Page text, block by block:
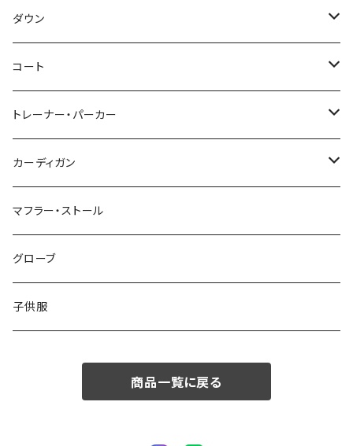
～44/S
46/M
48/L
50/XL～
ダウン
～44/S
46/M
48/L
50/XL～
コート
～44/S
46/M
48/L
50/XL～
トレーナー・パーカー
～44/S
46/M
48/L
50/XL～
カーディガン
～44/S
46/M
48/L
マフラー・ストール
グローブ
子供服
商品一覧に戻る